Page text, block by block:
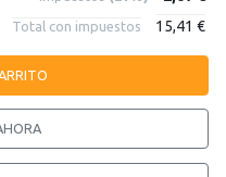
Total con impuestos 15,41 €